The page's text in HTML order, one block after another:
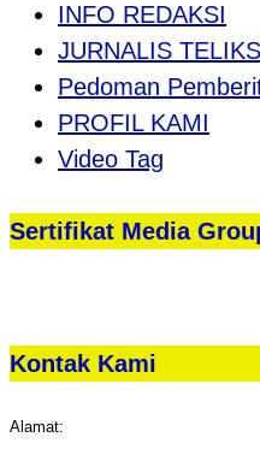
INFO REDAKSI
JURNALIS
Pedoman
PROFIL KAMI
Video Tag
Sertifikat Media
Kontak Kami
Alamat: